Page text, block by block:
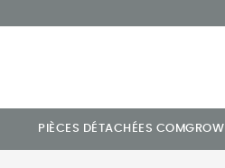
PIÈCES DÉTACHÉES COMGROW